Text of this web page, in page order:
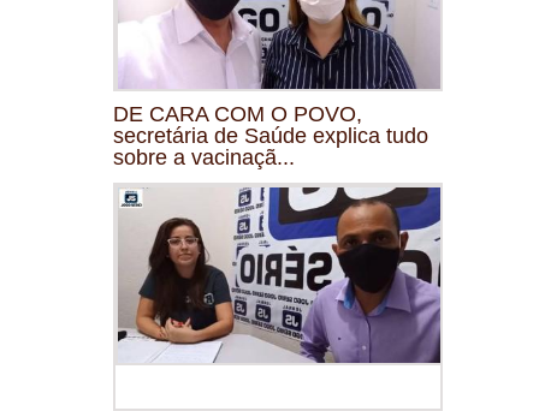
DE CARA COM O POVO,
secretária de Saúde explica tudo
sobre a vacinaçã...